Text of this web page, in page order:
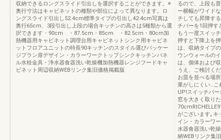
収納できるロングスライド引出しを選択することができます。※
奥行寸法はキャビネットの種類や部位によって異なります。ロ
ングスライド引出し52.4cm標準タイプの引出し42.4cm写真は
奥行65cm、3段引出し上段の場合キッチンの高さは5種類から選
択できます・90cm ・87.5cm・85cm ・82.5cm・80cm加
熱機器用キャビネット調理台用キャビネットシンク用キャビネ
ットフロアユニットの特長90キッチンのスタイル選びパッケー
ジプラン扉デザイン・カラーワークトップシンクキッチンパネ
ル水栓金具・浄水器食器洗い乾燥機加熱機器レンジフードキャ
ビネット周辺収納WEBリンク集旧価格掲載版
るので、上段も
ー横幅がワイド
チしても昇降す
チバーを1回押す
もう一度スイッ
押すと下降上を
は、収納タイプ
ウンウォールの
は、個体および
うえ、ご検討く
お皿を並べる場
業がしにくい…こ
UP!スイッチバ
窓を大きく取り
がございます｡キ
イン・カラーワ
水器食器洗い乾
納WEBリンク集